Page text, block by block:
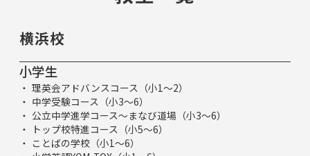
横浜校
小学生
理英会アドバンスコース（小1～2）
中学受験コース（小3～6）
公立中学進学コース～まなび道場（小3～6）
トップ校特進コース（小5～6）
ことばの学校（小1～6）